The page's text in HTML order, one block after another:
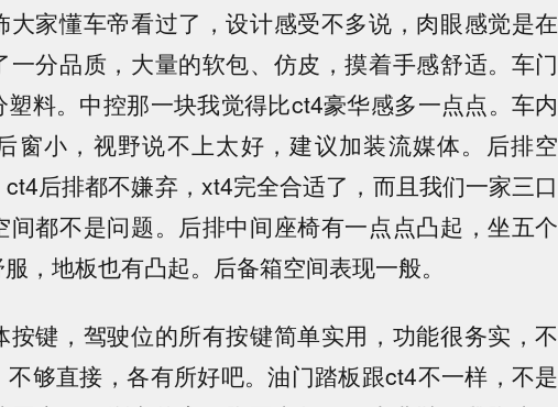
大家懂车帝看过了，设计感受不多说，肉眼感觉是在
一分品质，大量的软包、仿皮，摸着手感舒适。车门
料。中控那一块我觉得比ct4豪华感多一点点。车内
窗小，视野说不上太好，建议加装流媒体。后排空
后排都不嫌弃，xt4完全合适了，而且我们一家三口
间都不是问题。后排中间座椅有一点点凸起，坐五个
，地板也有凸起。后备箱空间表现一般。
按键，驾驶位的所有按键简单实用，功能很务实，不
够直接，各有所好吧。油门踏板跟ct4不一样，不是